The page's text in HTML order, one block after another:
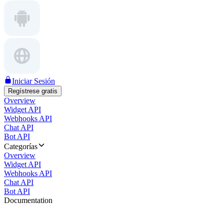
Iniciar Sesión
Regístrese gratis
Overview
Widget API
Webhooks API
Chat API
Bot API
Categorías
Overview
Widget API
Webhooks API
Chat API
Bot API
Documentation